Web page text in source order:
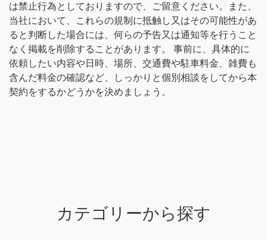
は禁止行為としておりますので、ご留意ください。また、
当社において、これらの規制に抵触し又はその可能性があ
ると判断した場合には、何らの予告又は通知等を行うこと
なく掲載を削除することがあります。 事前に、具体的に
依頼したい内容や日時、場所、交通費や駐車料金、雑費も
含んだ料金の確認など、しっかりと個別相談をしてから本
契約をするかどうかを決めましょう。
カテゴリーから探す